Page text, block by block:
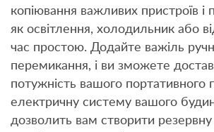
копіювання важливих пристроїв і
як освітлення, холодильник або
час простою. Додайте важіль
перемикання, і ви зможете
потужність вашого портативного
електричну систему вашого
дозволить вам створити